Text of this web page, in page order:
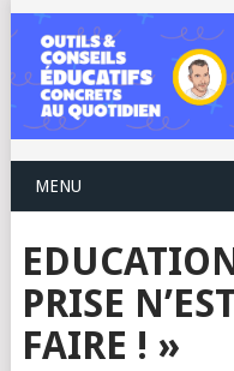
MENU
PRISE
FAIRE ! »